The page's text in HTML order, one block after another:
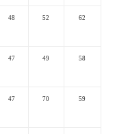
48 52 62
47 49 58
47 70 59